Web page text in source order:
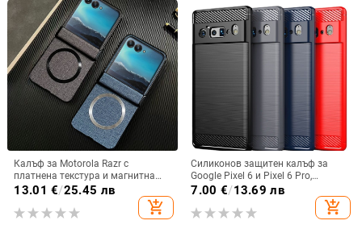
Калъф за Motorola Razr с
платнена текстура и магнитна
панта, флип
13.01 €/25.45 лв
add_shopping_cart
Силиконов защитен калъф за
Google Pixel 6 и Pixel 6 Pro,
съвместим с Pixel 7a, пълна
7.00 €/13.69 лв
add_shopping_cart